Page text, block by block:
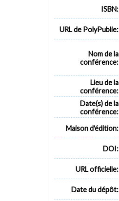
ISBN:
URL de PolyPublie:
Nom de la
conférence:
Lieu de la
conférence:
Date(s) de la
conférence:
Maison d'édition:
DOI:
URL officielle:
Date du dépôt: